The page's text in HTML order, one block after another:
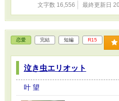
文字数 16,556 最終更新日
恋愛 完結 短編 R15
泣き虫エリオット
叶 望